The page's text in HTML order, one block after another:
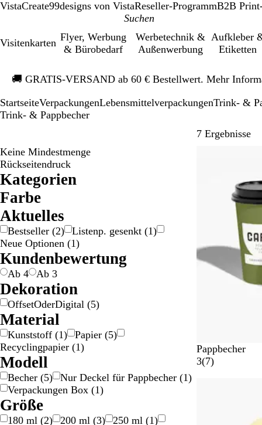
VistaCreate99designs von VistaReseller-ProgrammB2B
Visitenkarten
Flyer, Werbung
& Bürobedarf
Werbetechnik &
Außenwerbung
Aufkleber
Etiketten
🚚 GRATIS-VERSAND ab 60 € Bestellwert. Mehr
1
StartseiteVerpackungenLebensmittelverpackungenTrink- &
Trink- & Pappbecher
7 Ergebnisse
Keine Mindestmenge
Rückseitendruck
Kategorien
Farbe
S
c
h
w
a
r
z
W
e
i
ß
Ak­tu­elles
Bestseller (2) Listenp. gesenkt (1)
Neue Optionen (1)
Kundenbewertung
Ab 4 Ab 3
Dekoration
OffsetOderDigital (5)
Material
Kunststoff (1) Papier (5)
Recyclingpapier (1)
Modell
Becher (5) Nur Deckel für Pappbecher (1)
Verpackungen Box (1)
Größe
180 ml (2) 200 ml (3) 250 ml (1)
W
e
Pappbecher
3(77
)